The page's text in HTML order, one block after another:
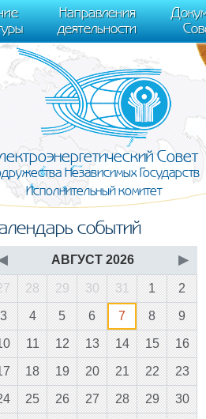
j++) {if
metrika/tag.js", "ym"); ym(95911708,
Направления
деятельности
Совет
Независимых Государств
Исполнительный комитет
событий
АВГУСТ 2026 ▶
28 29 30 31 1 2
3 4 5 6 7 8 9
11 12 13 14 15 16
18 19 20 21 22 23
25 26 27 28 29 30